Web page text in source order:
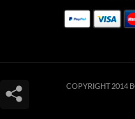
COPYRIGHT 2014